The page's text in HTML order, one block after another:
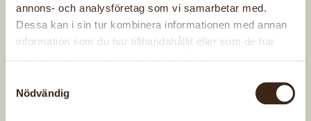
annons- och analysföretag som vi samarbetar med.
Dessa kan i sin tur kombinera informationen med annan
information som du har tillhandahållit eller som de har
Nödvändig
Extern webbplats
Idre hemslöjdsförening